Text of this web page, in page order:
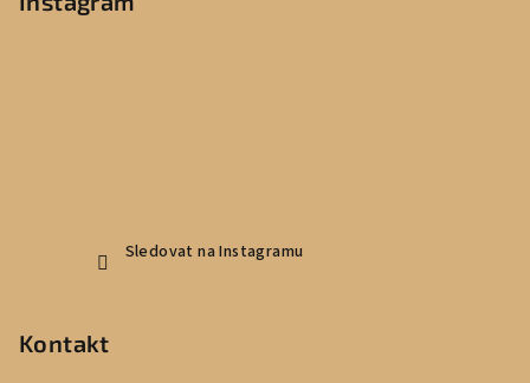
Sledovat na Instagramu
Kontakt